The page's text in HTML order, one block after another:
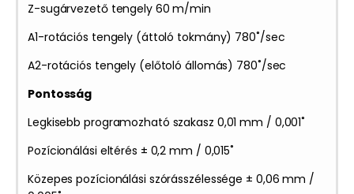
Z-sugárvezető tengely 60 m/min
A1-rotációs tengely (áttoló tokmány) 780˚/sec
A2-rotációs tengely (előtoló állomás) 780˚/sec
Pontosság
Legkisebb programozható szakasz 0,01 mm / 0,001˚
Pozícionálási eltérés ± 0,2 mm / 0,015˚
Közepes pozícionálási szórásszélessége ± 0,06 mm /